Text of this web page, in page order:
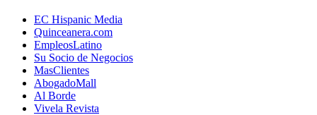
EC Hispanic Media
Quinceanera.com
EmpleosLatino
Su Socio de Negocios
MasClientes
AbogadoMall
Al Borde
Vivela Revista